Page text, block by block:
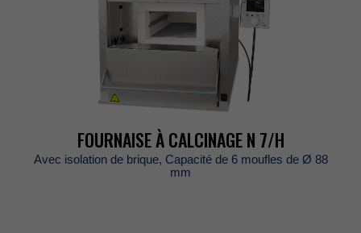
FOURNAISEÀCALCINAGEN7/H
Avecisolationdebrique,Capacitéde6mouflesdeØ88
mm